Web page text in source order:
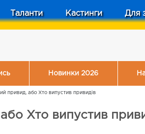
Таланти Кастинги Для
Новинки 2026
привид, або Хто випустив привидів
Хто випустив